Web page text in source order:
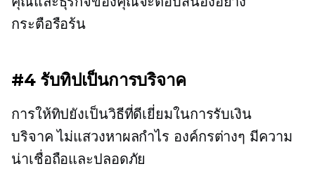
กระตือรือร้น
#4 รับทิปเป็นการบริจาค
การให้ทิปยังเป็นวิธีที่ดีเยี่ยมในการรับเงิน
บริจาคไม่แสวงหาผลกำไร องค์กรต่างๆ มีความ
น่าเชื่อถือและปลอดภัย